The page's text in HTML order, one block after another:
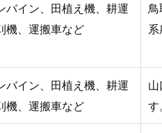
バイン、田植え機、耕運
機、運搬車など
系
バイン、田植え機、耕運
機、運搬車など
す